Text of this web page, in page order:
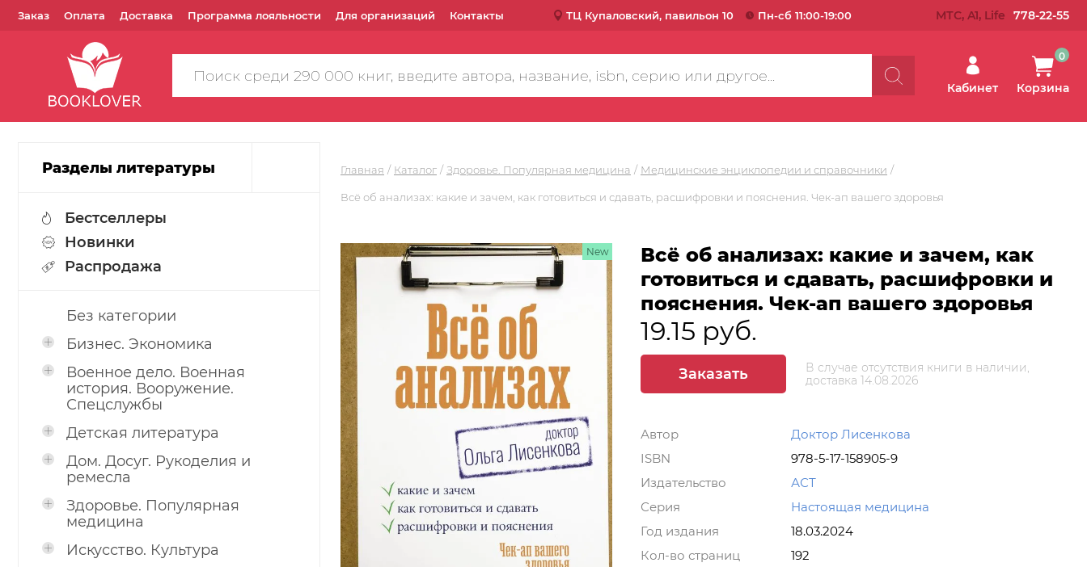
Заказ Оплата Доставка Программа лояльности Для организаций Контакты ТЦ Купаловский, павильон 10 Пн-сб 11:00-19:00 МТС, A1, Life 778-22-55
Поиск
по
Кабинет Корзина
0
Разделы литературы
Бестселлеры
Новинки
Распродажа
Без категории
Бизнес. Экономика
Военное дело. Военная
история. Вооружение.
Спецслужбы
Детская литература
Дом. Досуг. Рукоделия и
ремесла
Здоровье. Популярная
медицина
Искусство. Культура
Главная Каталог Здоровье. Популярная медицина Медицинские энциклопедии и справочники
Всё об анализах: какие и зачем, как готовиться и сдавать, расшифровки и пояснения. Чек-ап вашего здоровья
New
Всё об анализах: какие и зачем, как
готовиться и сдавать, расшифровки и
пояснения. Чек-ап вашего здоровья
19.15 руб.
Заказать
В случае отсутствия книги в наличии,
доставка 14.08.2026
Автор
Доктор Лисенкова
ISBN
978-5-17-158905-9
Издательство
АСТ
Серия
Настоящая медицина
Год издания
18.03.2024
Кол-во страниц
192